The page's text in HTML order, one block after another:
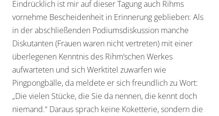
Eindrücklich ist mir auf dieser Tagung auch Rihms
vornehme Bescheidenheit in Erinnerung geblieben: Als
in der abschließenden Podiumsdiskussion manche
Diskutanten (Frauen waren nicht vertreten) mit einer
überlegenen Kenntnis des Rihm‘schen Werkes
aufwarteten und sich Werktitel zuwarfen wie
Pingpongbälle, da meldete er sich freundlich zu Wort:
„Die vielen Stücke, die Sie da nennen, die kennt doch
niemand.“ Daraus sprach keine Koketterie, sondern die